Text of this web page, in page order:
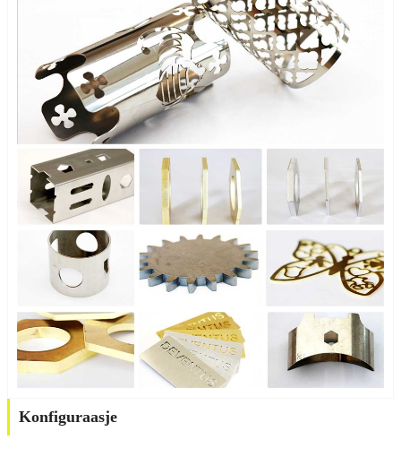
Konfiguraasje